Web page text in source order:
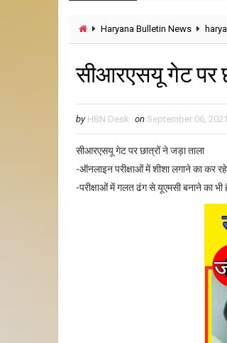
Haryana Bulletin News
सीआरएसयू गेट पर
by HBN Desk on September 06, 2021
सीआरएसयू गेट पर छात्रों ने जड़ा ताला
-ऑनलाइन परीक्षाओं में शीशा लगाने का कर रहे
-परीक्षाओं में गलत ढंग से यूएमसी बनाने का भी